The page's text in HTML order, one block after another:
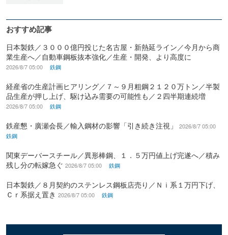
おすすめ記事
日本製鉄／３０００億円投じた名古屋・新熱延ライン／今月から商
業生産へ／自動車鋼板抜本強化／生産・開発、より高度に
2026/8/7 05:00 鉄鋼
経産省の生産計画ヒアリング／７～９月粗鋼２１２０万トン／半製
品生産が押し上げ、駆け込み需要の可能性も／２四半期連続増
2026/8/7 05:00 鉄鋼
鉄産懇・廣瀬会長／輸入鋼材の影響「引き続き注視」
2026/8/7 05:00
鉄鋼
関東デーバースチール／異形棒鋼、１．５万円値上げ完遂へ／積み
残し分の転嫁急ぐ 2026/8/7 05:00 鉄鋼
日本製鉄／８月契約のステンレス鋼板店売り／Ｎｉ系１万円下げ、
Ｃｒ系据え置き 2026/8/7 05:00 鉄鋼